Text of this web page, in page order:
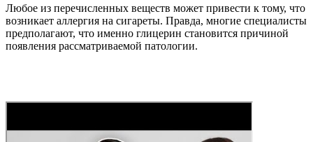
Любое из перечисленных веществ может привести к тому, что
возникает аллергия на сигареты. Правда, многие специалисты
предполагают, что именно глицерин становится причиной
появления рассматриваемой патологии.